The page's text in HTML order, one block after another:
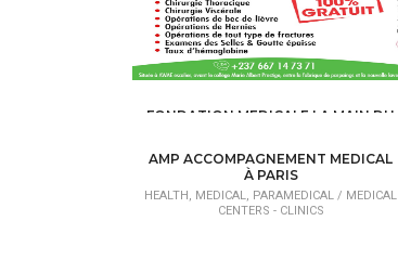
FONDATION MEDICALE LA MAIN DU
HEALTH, MEDICAL, PARAMEDICAL /MEDICAL
CENTERS - CLINICS
AMP ACCOMPAGNEMENT MEDICAL
À PARIS
HEALTH, MEDICAL, PARAMEDICAL / MEDICAL
CENTERS - CLINICS